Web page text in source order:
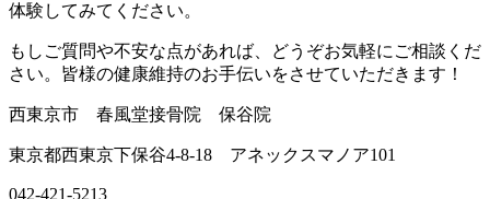
体験してみてください。
もしご質問や不安な点があれば、どうぞお気軽にご相談くだ
さい。皆様の健康維持のお手伝いをさせていただきます！
西東京市 春風堂接骨院 保谷院
東京都西東京下保谷4-8-18 アネックスマノア101
042-421-5213